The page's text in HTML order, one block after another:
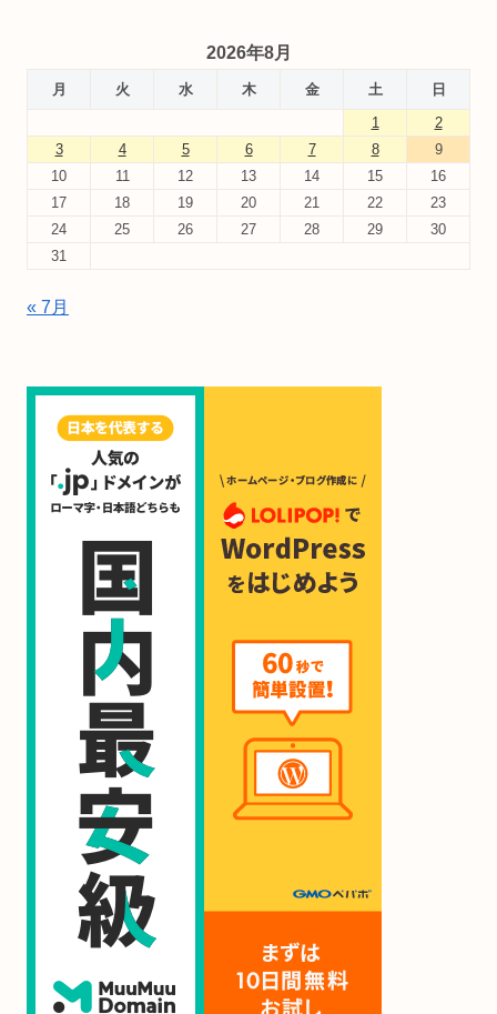
2026年8月
月 火 水 木 金 土
日
1
2
3
4 5 6 7 8
9
10
11 12 13 14 15
16
17
18 19 20 21 22
23
24
25 26 27 28 29
30
31
« 7月